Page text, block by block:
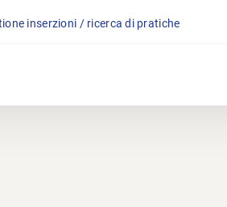
inserzioni / ricerca di pratiche